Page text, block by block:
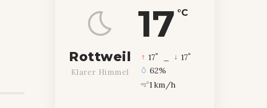
17 °C
Rottweil
Klarer Himmel
17° 17°
62%
1 km/h